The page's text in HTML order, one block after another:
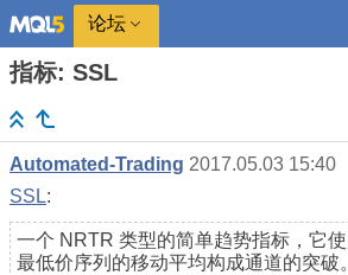
论坛
指标: SSL
Automated-Trading 2017.05.03 15:40
SSL:
一个 NRTR 类型的简单趋势指标，它
最低价序列的移动平均构成通道的突破。